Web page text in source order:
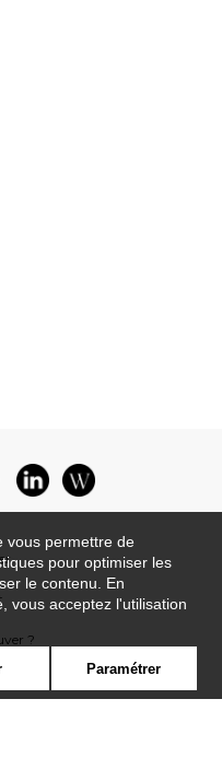
?
vous permettre de
pour optimiser les
le contenu. En
vous acceptez l'utilisation
Paramétrer